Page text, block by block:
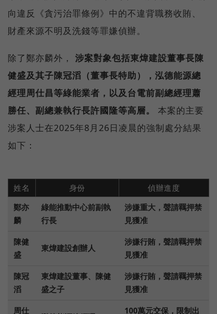
向違反《貪污治罪條例》中的不違背職務收賄、
財產來源不明及洗錢等罪嫌偵辦。
除了鄭亦麟外， 涉案對象包括東煒建設董事長陳
健盛及其子陳冠滔（董事長特助），泓德能源總
經理周仕昌等綠能業者，以及台電前副總經理蕭
勝任、副總兼執行長許國隆等高層。
本案的主要
涉案人士在2025年8月26日凌晨的強制處分結果
如下：
姓名 身份
偵辦進度
鄭亦
麟
綠能推動中心前副執
行長
涉嫌重大，聲請羈押禁
見獲准
陳健
盛
東煒建設創辦人
涉嫌行賄，聲請羈押禁
見獲准
陳冠
滔
東煒建設董事、陳健
盛之子
涉嫌行賄，聲請羈押禁
見獲准
周仕
100萬元交保，限制出